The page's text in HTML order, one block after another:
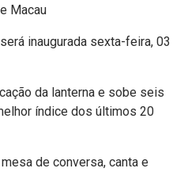
Macau
inaugurada sexta-feira, 03
da lanterna e sobe seis
índice dos últimos 20
de conversa, canta e